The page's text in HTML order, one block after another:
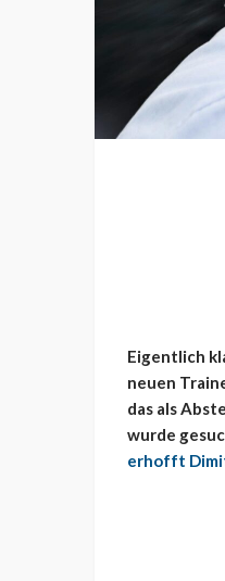
Eigentlich
neuen
das als
wurde
erhofft